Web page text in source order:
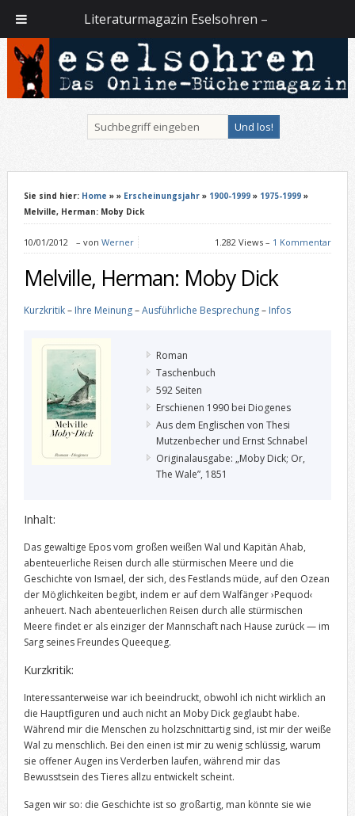
Sie sind hier: Home » » Erscheinungsjahr» 1900-1999» 1975-1999»
Melville, Herman: Moby Dick
10/01/2012 – von Werner 1.282 Views – 1 Kommentar
Melville, Herman: Moby Dick
Kurzkritik– Ihre Meinung–Ausführliche Besprechung– Infos
Roman
Taschenbuch
592 Seiten
Erschienen 1990 bei Diogenes
Aus dem Englischen von Thesi
Mutzenbecher und Ernst Schnabel
Originalausgabe: „Moby Dick; Or,
The Wale”, 1851
Inhalt:
Das gewaltige Epos vom großen weißen Wal und Kapitän Ahab,
abenteuerliche Reisen durch alle stürmischen Meere und die
Geschichte von Ismael, der sich, des Festlands müde, auf den Ozean
der Möglichkeiten begibt, indem er auf dem Walfänger ›Pequod‹
anheuert. Nach abenteuerlichen Reisen durch alle stürmischen
Meere findet er als einziger der Mannschaft nach Hause zurück — im
Sarg seines Freundes Queequeg.
Kurzkritik:
Interessanterweise war ich beeindruckt, obwohl ich nicht wirklich an
die Hauptfiguren und auch nicht an Moby Dick geglaubt habe.
Während mir die Menschen zu holzschnittartig sind, ist mir der weiße
Wal zu menschlich. Bei den einen ist mir zu wenig schlüssig, warum
sie offener Augen ins Verderben laufen, während mir das
Bewusstsein des Tieres allzu entwickelt scheint.
Sagen wir so: die Geschichte ist so großartig, man könnte sie wie
Literaturmagazin Eselsohren –